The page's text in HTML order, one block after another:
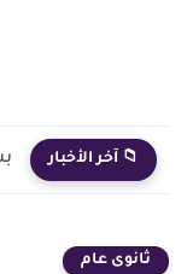
📁 آخر الأخبار
ثانوى عام